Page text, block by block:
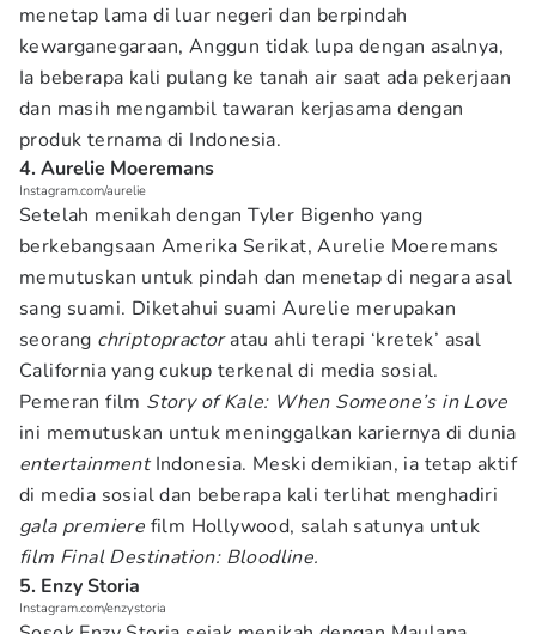
menetap lama di luar negeri dan berpindah
kewarganegaraan, Anggun tidak lupa dengan asalnya,
Ia beberapa kali pulang ke tanah air saat ada pekerjaan
dan masih mengambil tawaran kerjasama dengan
produk ternama di Indonesia.
4. Aurelie Moeremans
Instagram.com/aurelie
Setelah menikah dengan Tyler Bigenho yang
berkebangsaan Amerika Serikat, Aurelie Moeremans
memutuskan untuk pindah dan menetap di negara asal
sang suami. Diketahui suami Aurelie merupakan
seorang chriptopractoratau ahli terapi ‘kretek’ asal
California yang cukup terkenal di media sosial.
Pemeran film Story of Kale: When Someone’s in Love
ini memutuskan untuk meninggalkan kariernya di dunia
entertainmentIndonesia. Meski demikian, ia tetap aktif
di media sosial dan beberapa kali terlihat menghadiri
gala premiere film Hollywood, salah satunya untuk
film Final Destination: Bloodline.
5. Enzy Storia
Instagram.com/enzystoria